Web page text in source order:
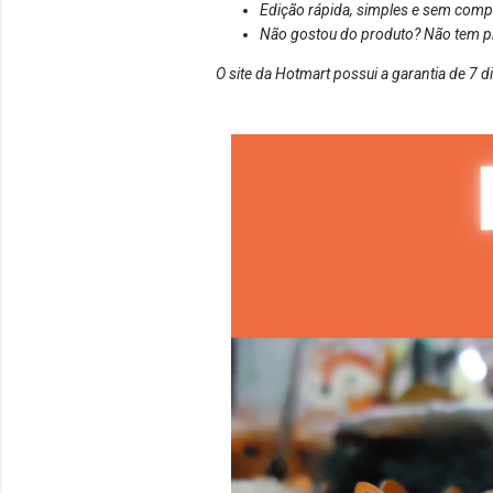
Edição rápida, simples e sem
Não gostou do produto? Não tem
O site daHotmartpossui a garantia de 7